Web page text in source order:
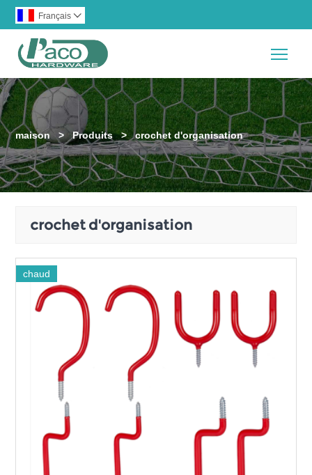
Français 
maison > Produits > crochet d'organisation
crochet d'organisation
chaud